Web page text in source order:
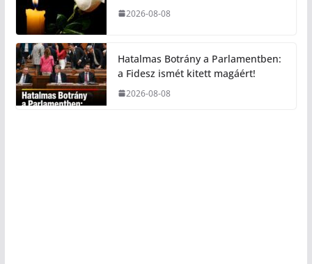
2026-08-08
Hatalmas Botrány a Parlamentben:
a Fidesz ismét kitett magáért!
2026-08-08